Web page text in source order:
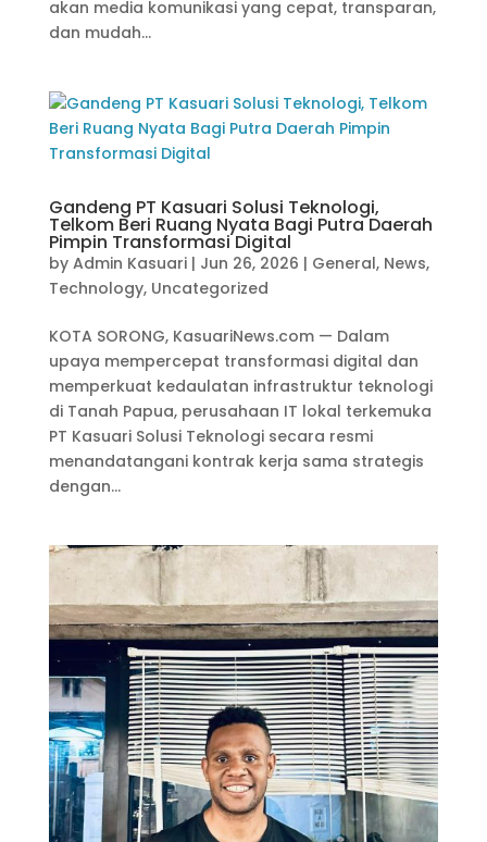
akan media komunikasi yang cepat, transparan,
dan mudah...
Gandeng PT Kasuari Solusi Teknologi,
Telkom Beri Ruang Nyata Bagi Putra Daerah
Pimpin Transformasi Digital
by Admin Kasuari| Jun 26, 2026 | General, News,
Technology, Uncategorized
KOTA SORONG, KasuariNews.com — Dalam
upaya mempercepat transformasi digital dan
memperkuat kedaulatan infrastruktur teknologi
di Tanah Papua, perusahaan IT lokal terkemuka
PT Kasuari Solusi Teknologi secara resmi
menandatangani kontrak kerja sama strategis
dengan...